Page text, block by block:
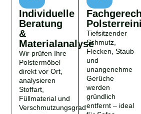
Individuelle
Beratung
&
Materialanalyse
Wir prüfen Ihre
Polstermöbel
direkt vor Ort,
analysieren
Stoffart,
Füllmaterial und
Verschmutzungsgrad
Tiefsitzender
Schmutz,
Flecken, Staub
und
unangenehme
Gerüche
werden
gründlich
entfernt – ideal
für Sofas,